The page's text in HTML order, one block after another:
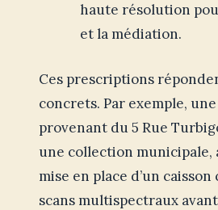
haute résolution
et la médiation.
Ces prescriptions
concrets. Par exemple,
provenant du 5 Rue
une collection municipale,
mise en place d’un
scans multispectraux